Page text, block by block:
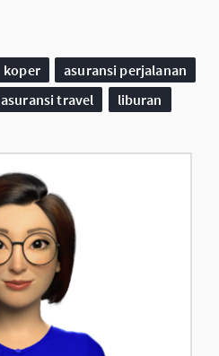
koper
asuransi perjalanan
asuransi travel liburan